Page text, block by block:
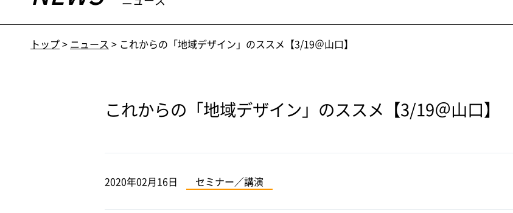
トップ> ニュース > これからの「地域デザイン」のススメ【3/19＠山口】
これからの「地域デザイン」のススメ【3/19＠山口】
2020年02月16日 セミナー／講演